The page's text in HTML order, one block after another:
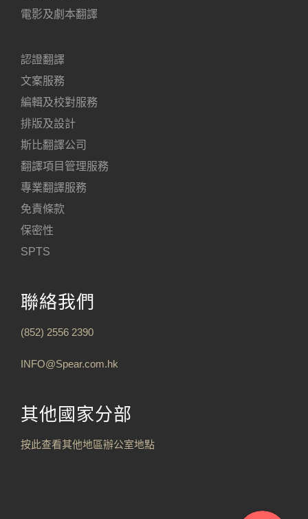
電影及劇本翻譯
認證翻譯
文案服務
編輯及校對服務
排版及設計
斯比翻譯公司
翻譯項目管理服務
專業翻譯服務
免責條款
保密性
SPTS
聯絡我們
(852) 2556 2390
INFO@Spear.com.hk
其他國家分部
按此查看其他地區辦公室地點